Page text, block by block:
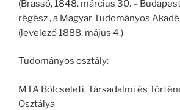
(Brassó, 1848. március 30. –
régész , a Magyar Tudományos
(levelező 1888. május 4.)
Tudományos osztály:
MTA Bölcseleti, Társadalmi és
Osztálya